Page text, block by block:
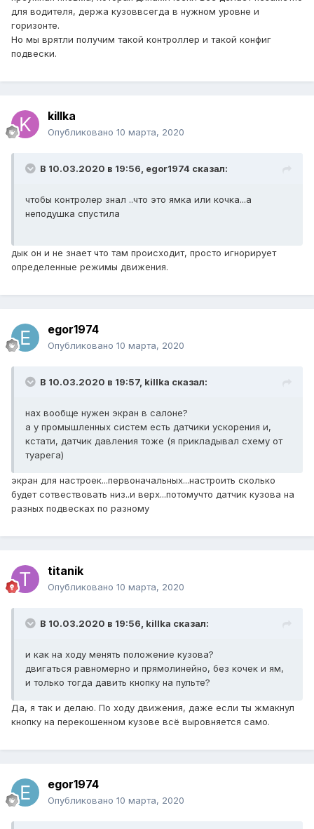
для водителя, держа кузоввсегда в нужном уровне и
горизонте.
Но мы врятли получим такой контроллер и такой конфиг
подвески.
killka
Опубликовано 10 марта, 2020
В 10.03.2020 в 19:56, egor1974 сказал:
чтобы контролер знал ..что это ямка или кочка...а
неподушка спустила
дык он и не знает что там происходит, просто игнорирует
определенные режимы движения.
egor1974
Опубликовано 10 марта, 2020
В 10.03.2020 в 19:57, killka сказал:
нах вообще нужен экран в салоне?
а у промышленных систем есть датчики ускорения и,
кстати, датчик давления тоже (я прикладывал схему от
туарега)
экран для настроек...первоначальных...настроить сколько
будет сотвествовать низ..и верх...потомучто датчик кузова на
разных подвесках по разному
titanik
Опубликовано 10 марта, 2020
В 10.03.2020 в 19:56, killka сказал:
и как на ходу менять положение кузова?
двигаться равномерно и прямолинейно, без кочек и ям,
и только тогда давить кнопку на пульте?
Да, я так и делаю. По ходу движения, даже если ты жмакнул
кнопку на перекошенном кузове всё выровняется само.
egor1974
Опубликовано 10 марта, 2020